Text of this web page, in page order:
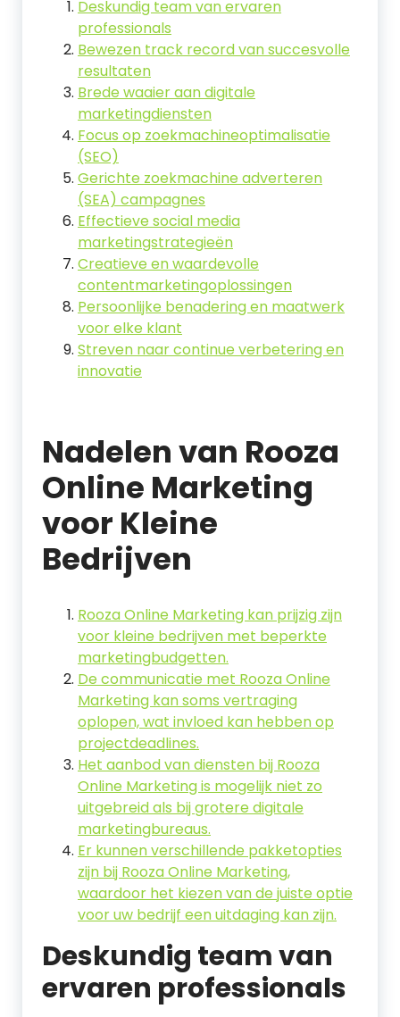
Deskundig team van ervaren
professionals
Bewezen track record van succesvolle
resultaten
Brede waaier aan digitale
marketingdiensten
Focus op zoekmachineoptimalisatie
(SEO)
Gerichte zoekmachine adverteren
(SEA) campagnes
Effectieve social media
marketingstrategieën
Creatieve en waardevolle
contentmarketingoplossingen
Persoonlijke benadering en maatwerk
voor elke klant
Streven naar continue verbetering en
innovatie
Nadelen van Rooza
Online Marketing
voor Kleine
Bedrijven
Rooza Online Marketing kan prijzig zijn
voor kleine bedrijven met beperkte
marketingbudgetten.
De communicatie met Rooza Online
Marketing kan soms vertraging
oplopen, wat invloed kan hebben op
projectdeadlines.
Het aanbod van diensten bij Rooza
Online Marketing is mogelijk niet zo
uitgebreid als bij grotere digitale
marketingbureaus.
Er kunnen verschillende pakketopties
zijn bij Rooza Online Marketing,
waardoor het kiezen van de juiste optie
voor uw bedrijf een uitdaging kan zijn.
Deskundig team van
ervaren professionals